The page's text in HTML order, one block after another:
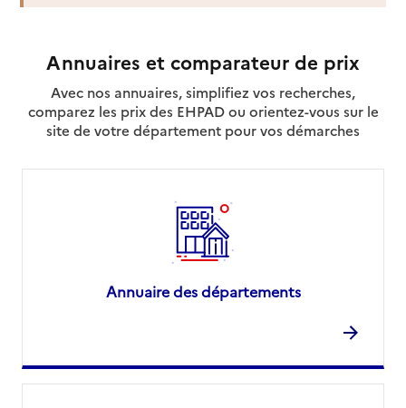
Annuaires et comparateur de prix
Avec nos annuaires, simplifiez vos recherches,
comparez les prix des EHPAD ou orientez-vous sur le
site de votre département pour vos démarches
Annuaire des départements